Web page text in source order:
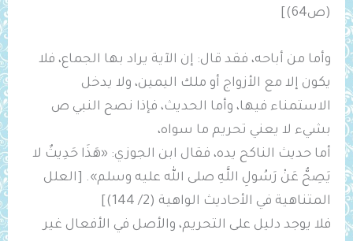
(ص64)]
وأما من أباحه، فقد قال: إن الآية يراد بها الجماع، فلا
يكون إلا مع الأزواج أو ملك اليمين، ولا يدخل
الاستمناء فيها، وأما الحديث، فإذا نصح النبي ص
بشيء لا يعني تحريم ما سواه،
أما حديث الناكح يده، فقال ابن الجوزي: «هَذَا حَدِيثٌ لا
يَصِحُّ عَنْ رَسُولِ اللَّهِ صلى الله عليه وسلم». [العلل
المتناهية في الأحاديث الواهية (2/ 144)]
فلا يوجد دليل على التحريم، والأصل في الأفعال غير